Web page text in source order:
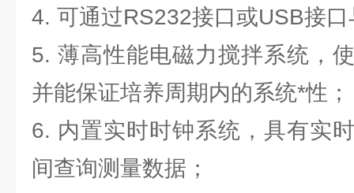
4. 可通过RS232接口或USB接
5. 薄高性能电磁力搅拌系统，
并能保证培养周期内的系统*性；
6. 内置实时时钟系统，具有实
间查询测量数据；